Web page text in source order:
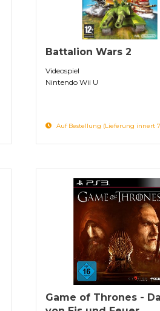
Battalion Wars 2
Videospiel
Nintendo Wii U
Auf Bestellung (Lieferung innert
Game of Thrones -